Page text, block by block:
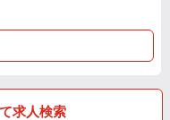
求人検索